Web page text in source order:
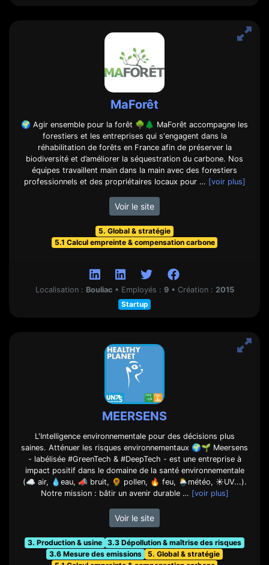
MaForêt
🌍 Agir ensemble pour la forêt 🌳🌲 MaForêt accompagne les
forestiers et les entreprises qui s'engagent dans la
réhabilitation de forêts en France afin de préserver la
biodiversité et d’améliorer la séquestration du carbone. Nos
équipes travaillent main dans la main avec des forestiers
professionnels et des propriétaires locaux pour … [voir plus]
Voir le site
5. Global & stratégie
5.1 Calcul empreinte & compensation carbone
Localisation : Bouliac • Employés : 9 • Création : 2015
Startup
MEERSENS
L'Intelligence environnementale pour des décisions plus
saines. Atténuer les risques environnementaux 🌍🌱 Meersens
- labélisée #GreenTech & #DeepTech - est une entreprise à
impact positif dans le domaine de la santé environnementale
(☁️ air, 💧eau, 📣 bruit, 🌻 pollen, 🔥 feu, 🌦️météo, ☀️UV...).
Notre mission : bâtir un avenir durable … [voir plus]
Voir le site
3. Production & usine
3.3 Dépollution & maîtrise des risques
3.6 Mesure des emissions
5. Global & stratégie